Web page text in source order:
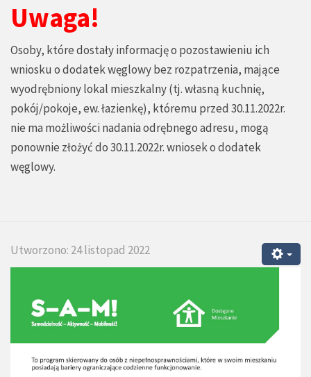
Uwaga!
Osoby, które dostały informację o pozostawieniu ich
wniosku o dodatek węglowy bez rozpatrzenia, mające
wyodrębniony lokal mieszkalny (tj. własną kuchnię,
pokój/pokoje, ew. łazienkę), któremu przed 30.11.2022r.
nie ma możliwości nadania odrębnego adresu, mogą
ponownie złożyć do 30.11.2022r. wniosek o dodatek
węglowy.
Utworzono: 24 listopad 2022